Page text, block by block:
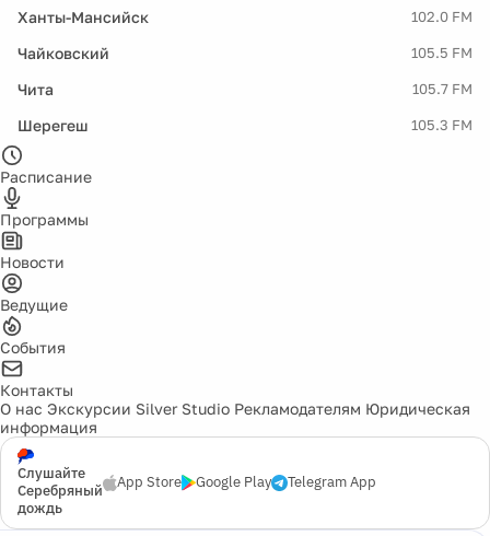
Ханты-Мансийск 102.0 FM
Чайковский 105.5 FM
Чита 105.7 FM
Шерегеш 105.3 FM
Расписание
Программы
Новости
Ведущие
События
Контакты
О нас Экскурсии Silver Studio Рекламодателям Юридическая
информация
Слушайте
Серебряный
дождь
App Store Google Play Telegram App